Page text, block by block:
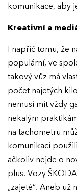
komunikace, aby
Kreativní a
I napříč tomu, že
populární, ve
takový vůz má
počet najetých
nemusí mít vždy
nekalým
na tachometru
komunikaci
ačkoliv nejde o
plus. Vozy
„zajeté“. Aneb už